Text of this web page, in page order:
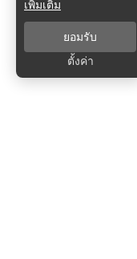
เพิ่มเติม
ยอมรับ
ตั้งค่า